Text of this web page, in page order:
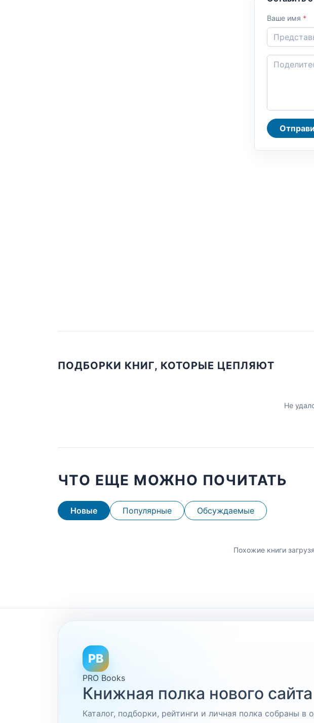
Ваше имя *
ПОДБОРКИ КНИГ, КОТОРЫЕ ЦЕПЛЯЮТ
Не
ЧТО ЕЩЕ МОЖНО ПОЧИТАТЬ
Новые Популярные Обсуждаемые
Похожие книги
PB
PRO Books
Книжная полка нового сайта
Каталог, подборки, рейтинги и личная полка собраны